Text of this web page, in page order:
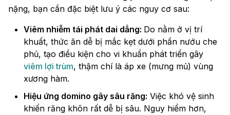
nặng, bạn cần đặc biệt lưu ý các nguy cơ sau:
Viêm nhiễm tái phát dai dẳng: Do nằm ở vị trí
khuất, thức ăn dễ bị mắc kẹt dưới phần nướu che
phủ, tạo điều kiện cho vi khuẩn phát triển gây
viêm lợi trùm, thậm chí là áp xe (mưng mủ) vùng
xương hàm.
Hiệu ứng domino gây sâu răng: Việc khó vệ sinh
khiến răng khôn rất dễ bị sâu. Nguy hiểm hơn,